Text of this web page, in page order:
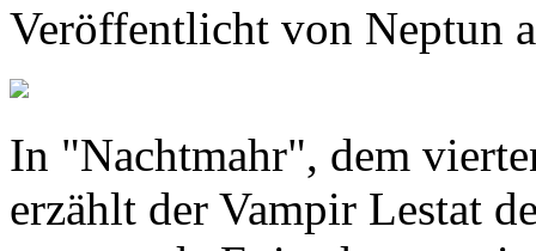
Veröffentlicht von Neptun
In "Nachtmahr", dem
erzählt der Vampir Lestat